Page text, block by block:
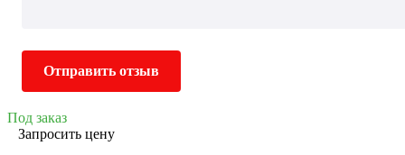
Отправить отзыв
Под заказ
Запросить цену